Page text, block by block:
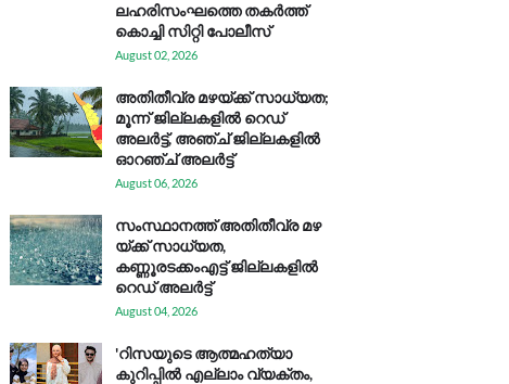
ലഹരിസംഘത്തെ തകർത്ത്
കൊച്ചി സിറ്റി പോലീസ്
August 02, 2026
അതിതീവ്ര മഴയ്ക്ക് സാധ്യത;
മൂന്ന് ജില്ലകളിൽ റെഡ്
അലർട്ട്, അഞ്ച് ജില്ലകളിൽ
ഓറഞ്ച് അലർട്ട്
August 06, 2026
സം​സ്ഥാ​ന​ത്ത് അ​തി​തീ​വ്ര മ​ഴ​
യ്ക്ക് സാ​ധ്യ​ത,
കണ്ണൂരടക്കംഎ​ട്ട് ജി​ല്ല​ക​ളി​ൽ
റെ​ഡ് അ​ലർ​ട്ട്
August 04, 2026
'റിസയുടെ ആത്മഹത്യാ
കുറിപ്പിൽ എല്ലാം വ്യക്തം,